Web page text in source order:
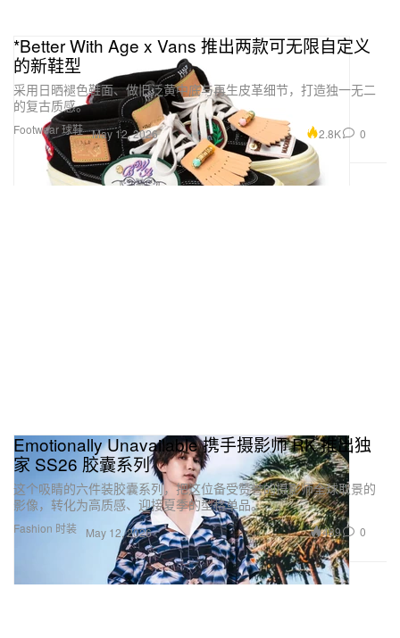
Footwear 球鞋
*Better With Age x Vans 推出两款可无限自定义
的新鞋型
采用日晒褪色鞋面、做旧泛黄中底与再生皮革细节，打造独一无二
的复古质感。
May 12, 2026 2.8K 0
Fashion 时装
Emotionally Unavailable 携手摄影师 RK 推出独
家 SS26 胶囊系列
这个吸睛的六件装胶囊系列，把这位备受赞誉的摄影师全球取景的
影像，转化为高质感、迎接夏季的型格单品。
May 12, 2026 489 0